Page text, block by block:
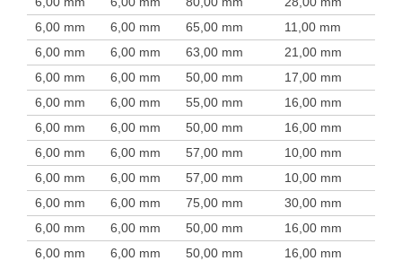
6,00 mm
6,00 mm 65,00 mm 11,00 mm
6,00 mm
6,00 mm 63,00 mm 21,00 mm
6,00 mm
6,00 mm 50,00 mm 17,00 mm
6,00 mm
6,00 mm 55,00 mm 16,00 mm
6,00 mm
6,00 mm 50,00 mm 16,00 mm
6,00 mm
6,00 mm 57,00 mm 10,00 mm
6,00 mm
6,00 mm 57,00 mm 10,00 mm
6,00 mm
6,00 mm 75,00 mm 30,00 mm
6,00 mm
6,00 mm 50,00 mm 16,00 mm
6,00 mm
6,00 mm 50,00 mm 16,00 mm